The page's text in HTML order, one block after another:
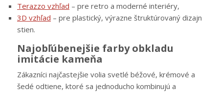
Terazzo vzhľad – pre retro a moderné interiéry,
3D vzhľad – pre plastický, výrazne štruktúrovaný dizajn
stien.
Najobľúbenejšie farby obkladu
imitácie kameňa
Zákazníci najčastejšie volia svetlé béžové, krémové a
šedé odtiene, ktoré sa jednoducho kombinujú a